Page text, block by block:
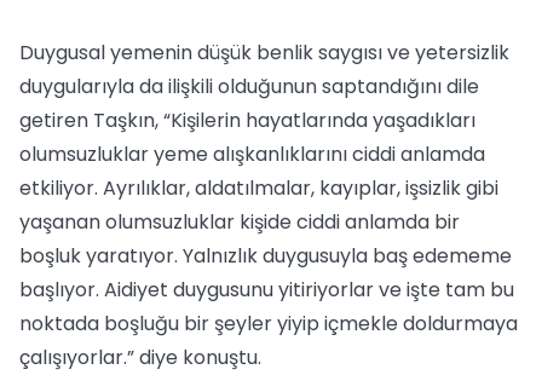
Duygusal yemenin düşük benlik saygısı ve yetersizlik
duygularıyla da ilişkili olduğunun saptandığını dile
getiren Taşkın, “Kişilerin hayatlarında yaşadıkları
olumsuzluklar yeme alışkanlıklarını ciddi anlamda
etkiliyor. Ayrılıklar, aldatılmalar, kayıplar, işsizlik gibi
yaşanan olumsuzluklar kişide ciddi anlamda bir
boşluk yaratıyor. Yalnızlık duygusuyla baş edememe
başlıyor. Aidiyet duygusunu yitiriyorlar ve işte tam bu
noktada boşluğu bir şeyler yiyip içmekle doldurmaya
çalışıyorlar.” diye konuştu.